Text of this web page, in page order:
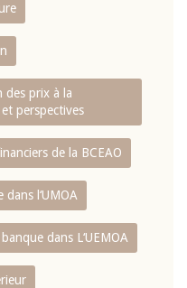
des prix à la
perspectives
de la BCEAO
l‘UMOA
dans L‘UEMOA